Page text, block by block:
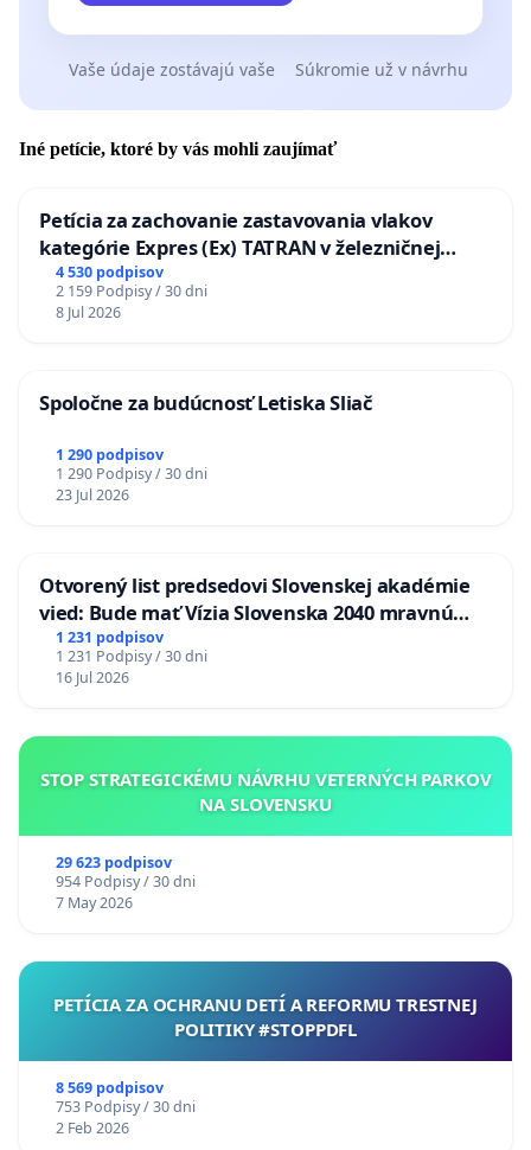
Vaše údaje zostávajú vaše Súkromie už v návrhu
Iné petície, ktoré by vás mohli zaujímať
Petícia za zachovanie zastavovania vlakov
kategórie Expres (Ex) TATRAN v železničnej
stanici Púchov
4 530 podpisov
2 159 Podpisy / 30 dni
8 Jul 2026
Spoločne za budúcnosť Letiska Sliač
1 290 podpisov
1 290 Podpisy / 30 dni
23 Jul 2026
Otvorený list predsedovi Slovenskej akadémie
vied: Bude mať Vízia Slovenska 2040 mravnú
chrbticu?
1 231 podpisov
1 231 Podpisy / 30 dni
16 Jul 2026
STOP STRATEGICKÉMU NÁVRHU VETERNÝCH PARKOV
NA SLOVENSKU
29 623 podpisov
954 Podpisy / 30 dni
7 May 2026
PETÍCIA ZA OCHRANU DETÍ A REFORMU TRESTNEJ
POLITIKY #STOPPDFL
8 569 podpisov
753 Podpisy / 30 dni
2 Feb 2026